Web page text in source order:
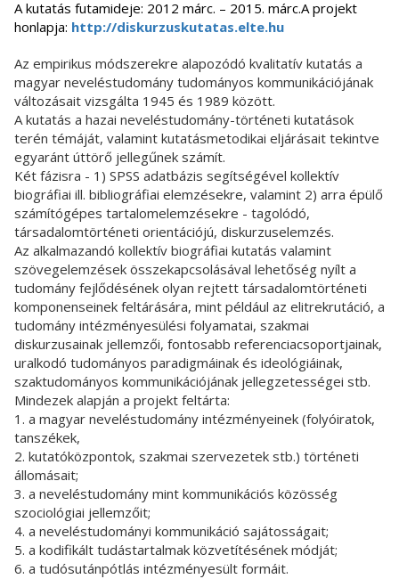
A kutatás futamideje: 2012 márc. – 2015. márc.A projekt
honlapja: http://diskurzuskutatas.elte.hu
Az empirikus módszerekre alapozódó kvalitatív kutatás a
magyar neveléstudomány tudományos kommunikációjának
változásait vizsgálta 1945 és 1989 között.
A kutatás a hazai neveléstudomány-történeti kutatások
terén témáját, valamint kutatásmetodikai eljárásait tekintve
egyaránt úttörő jellegűnek számít.
Két fázisra - 1) SPSS adatbázis segítségével kollektív
biográfiai ill. bibliográfiai elemzésekre, valamint 2) arra épülő
számítógépes tartalomelemzésekre - tagolódó,
társadalomtörténeti orientációjú, diskurzuselemzés.
Az alkalmazandó kollektív biográfiai kutatás valamint
szövegelemzések összekapcsolásával lehetőség nyílt a
tudomány fejlődésének olyan rejtett társadalomtörténeti
komponenseinek feltárására, mint például az elitrekrutáció, a
tudomány intézményesülési folyamatai, szakmai
diskurzusainak jellemzői, fontosabb referenciacsoportjainak,
uralkodó tudományos paradigmáinak és ideológiáinak,
szaktudományos kommunikációjának jellegzetességei stb.
Mindezek alapján a projekt feltárta:
1. a magyar neveléstudomány intézményeinek (folyóiratok,
tanszékek,
2. kutatóközpontok, szakmai szervezetek stb.) történeti
állomásait;
3. a neveléstudomány mint kommunikációs közösség
szociológiai jellemzőit;
4. a neveléstudományi kommunikáció sajátosságait;
5. a kodifikált tudástartalmak közvetítésének módját;
6. a tudósutánpótlás intézményesült formáit.